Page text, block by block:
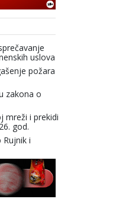
uslova
požara
zakona o
mreži i prekidi
god.
Rujnik i